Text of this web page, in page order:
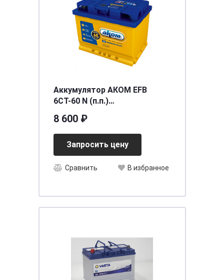
Аккумулятор АКОМ EFB
6СТ-60 N (п.п.)
8 600 ₽
Запросить цену
Сравнить В избранное